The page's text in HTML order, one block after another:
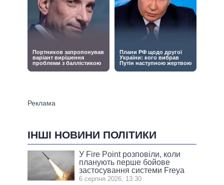
ІНШІ НОВИНИ ПОЛІТИКИ
У Fire Point розповіли, коли
планують перше бойове
застосування системи Freya
6 серпня 2026, 13:30